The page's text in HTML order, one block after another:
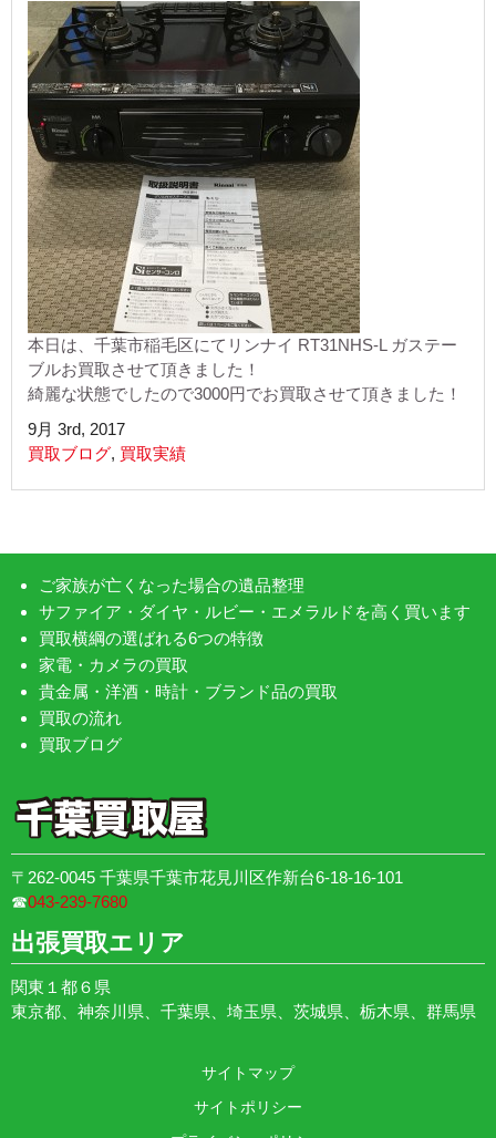
本日は、千葉市稲毛区にてリンナイ RT31NHS-L ガステー
ブルお買取させて頂きました！
綺麗な状態でしたので3000円でお買取させて頂きました！
9月 3rd, 2017
買取ブログ, 買取実績
ご家族が亡くなった場合の遺品整理
サファイア・ダイヤ・ルビー・エメラルドを高く買います
買取横綱の選ばれる6つの特徴
家電・カメラの買取
貴金属・洋酒・時計・ブランド品の買取
買取の流れ
買取ブログ
〒262-0045 千葉県千葉市花見川区作新台6-18-16-101
☎︎043-239-7680
出張買取エリア
関東１都６県
東京都、神奈川県、千葉県、埼玉県、茨城県、栃木県、群馬県
サイトマップ
サイトポリシー